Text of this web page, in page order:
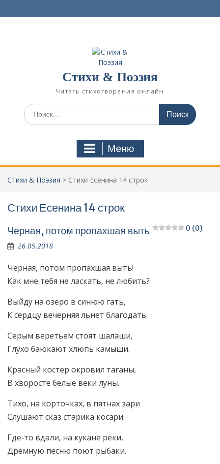
е
о
Стихи & Поэзия
Читать стихотворения онлайн
И
с
Меню
Стихи & Поэзия > Стихи Есенина 14 строк
Стихи Есенина 14 строк
Черная, потом пропахшая выть 0 (0)
26.05.2018
Черная, потом пропахшая выть!
Как мне тебя не ласкать, не любить?
Выйду на озеро в синюю гать,
К сердцу вечерняя льнет благодать.
Серым веретьем стоят шалаши,
Глухо баюкают хлюпь камыши.
Красный костер окровил таганы,
В хворосте белые веки луны.
Тихо, на корточках, в пятнах зари
Слушают сказ старика косари.
Где-то вдали, на кукане реки,
Дремную песню поют рыбаки.